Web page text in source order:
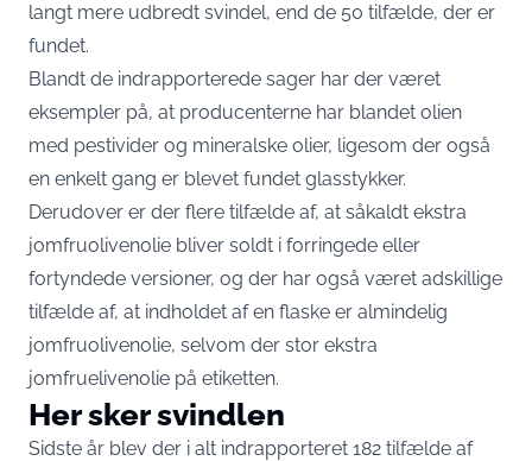
langt mere udbredt svindel, end de 50 tilfælde, der er
fundet.
Blandt de indrapporterede sager har der været
eksempler på, at producenterne har blandet olien
med pestivider og mineralske olier, ligesom der også
en enkelt gang er blevet fundet glasstykker.
Derudover er der flere tilfælde af, at såkaldt ekstra
jomfruolivenolie bliver soldt i forringede eller
fortyndede versioner, og der har også været adskillige
tilfælde af, at indholdet af en flaske er almindelig
jomfruolivenolie, selvom der stor ekstra
jomfruelivenolie på etiketten.
Her sker svindlen
Sidste år blev der i alt indrapporteret 182 tilfælde af